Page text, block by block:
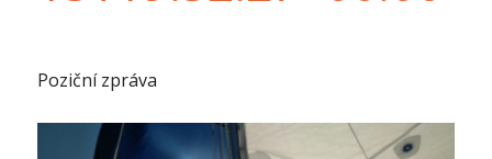
Poziční zpráva